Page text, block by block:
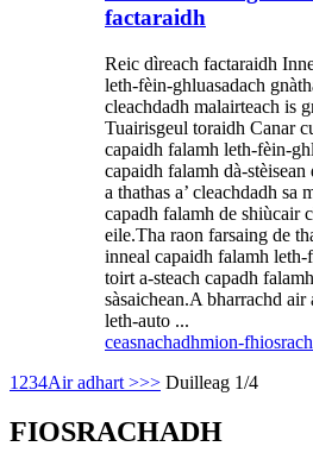
factaraidh
Reic dìreach factaraidh
leth-fèin-ghluasadach
cleachdadh malairteach is
Tuairisgeul toraidh Canar
capaidh falamh leth-fèin-
capaidh falamh dà-
a thathas a’ cleachdadh sa
capadh falamh de shiùcair
eile.Tha raon farsaing de
inneal capaidh falamh leth-
toirt a-steach capadh
sàsaichean.A bharrachd air
leth-auto ...
ceasnachadhmion-
1 234Air adhart >>> Duilleag 1/4
FIOSRACHADH